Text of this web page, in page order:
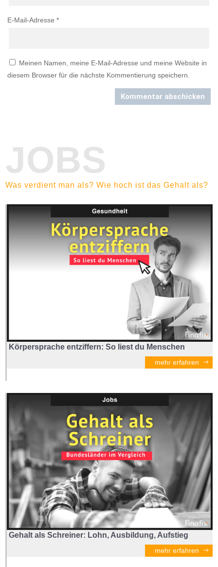
E-Mail-Adresse *
Meinen Namen, meine E-Mail-Adresse und meine Website in
diesem Browser für die nächste Kommentierung speichern.
Kommentar abschicken
JOBS
Was verdient man als? Wie hoch ist das Gehalt als?
Körpersprache entziffern: So liest du Menschen
mehr erfahren
Gehalt als Schreiner: Lohn, Ausbildung, Aufstieg
mehr erfahren